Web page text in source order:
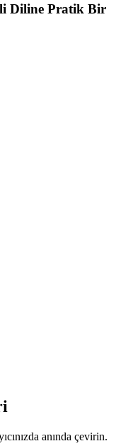
Diline Pratik Bir
anında çevirin.